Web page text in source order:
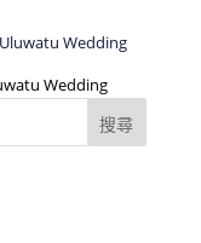
Wedding